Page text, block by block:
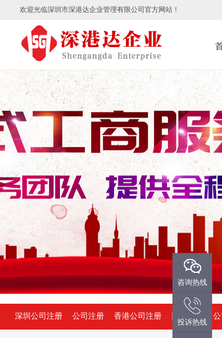
欢迎光临深圳市深港达企业管理有限公司官方网站！
深圳公司注册 公司注册 香港公司注册 商标注册
微信咨询
QQ咨询
咨询热线
投诉热线